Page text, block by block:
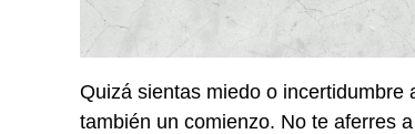
Quizá sientas miedo o
también un comienzo. No te aferres